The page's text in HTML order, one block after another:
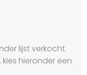
lijst verkocht.
hieronder een